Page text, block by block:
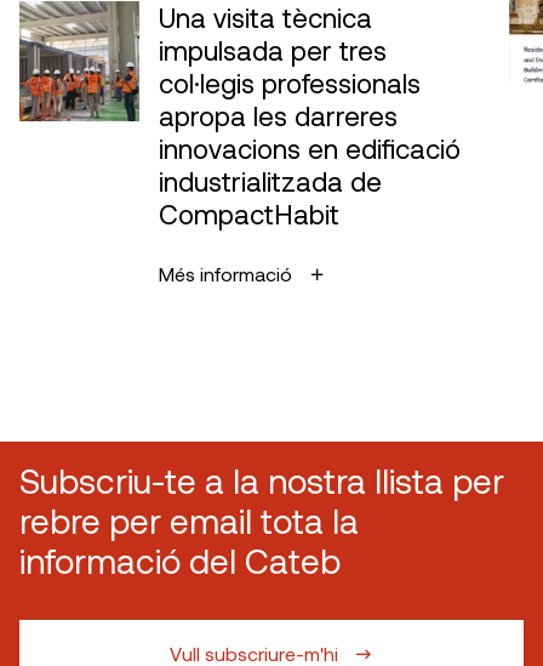
Una visita tècnica
impulsada per tres
col·legis professionals
apropa les darreres
innovacions en edificació
industrialitzada de
CompactHabit
Més informació
Subscriu-te a la nostra llista per
rebre per email tota la
informació del Cateb
Vull subscriure-m'hi